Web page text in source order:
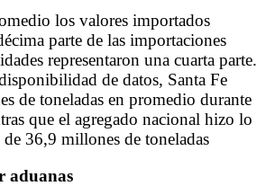
los valores importados
parte de las importaciones
representaron una cuarta parte.
de datos, Santa Fe
de toneladas en promedio durante
que el agregado nacional hizo lo
36,9 millones de toneladas
aduanas